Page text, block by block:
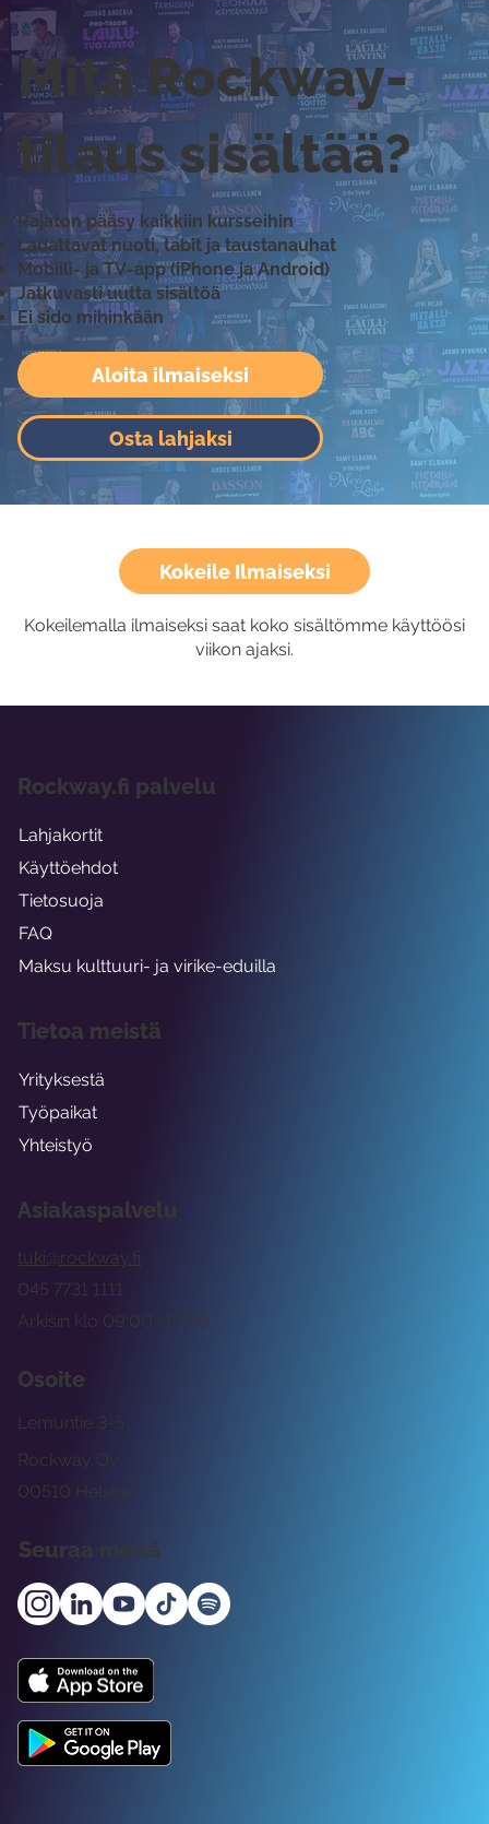
Aloita ilmaiseksi
Osta lahjaksi
Mitä Rockway-
tilaus sisältää?
Rajaton pääsy kaikkiin kursseihin
Ladattavat nuoti, tabit ja taustanauhat
Mobiili- ja TV-app (iPhone ja Android)
Jatkuvasti uutta sisältöä
Ei sido mihinkään
Kokeile Ilmaiseksi
Kokeilemalla ilmaiseksi saat koko sisältömme käyttöösi
viikon ajaksi.
Asiakaspalvelu
tuki@rockway.fi
Arkisin klo 09:00 -15:00
045 7731 1111
Osoite
Rockway Oy
Lemuntie 3-5
00510 Helsinki
Seuraa meitä
Rockway.fi palvelu
Lahjakortit
Käyttöehdot
Tietosuoja
FAQ
Maksu kulttuuri- ja virike-eduilla
Tietoa meistä
Yrityksestä
Työpaikat
Yhteistyö